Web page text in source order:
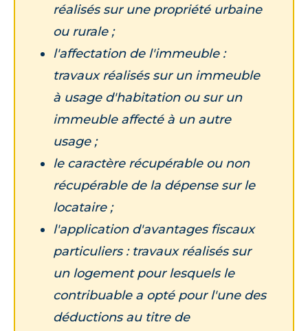
réalisés sur une propriété urbaine
ou rurale ;
l'affectation de l'immeuble :
travaux réalisés sur un immeuble
à usage d'habitation ou sur un
immeuble affecté à un autre
usage ;
le caractère récupérable ou non
récupérable de la dépense sur le
locataire ;
l'application d'avantages fiscaux
particuliers : travaux réalisés sur
un logement pour lesquels le
contribuable a opté pour l'une des
déductions au titre de